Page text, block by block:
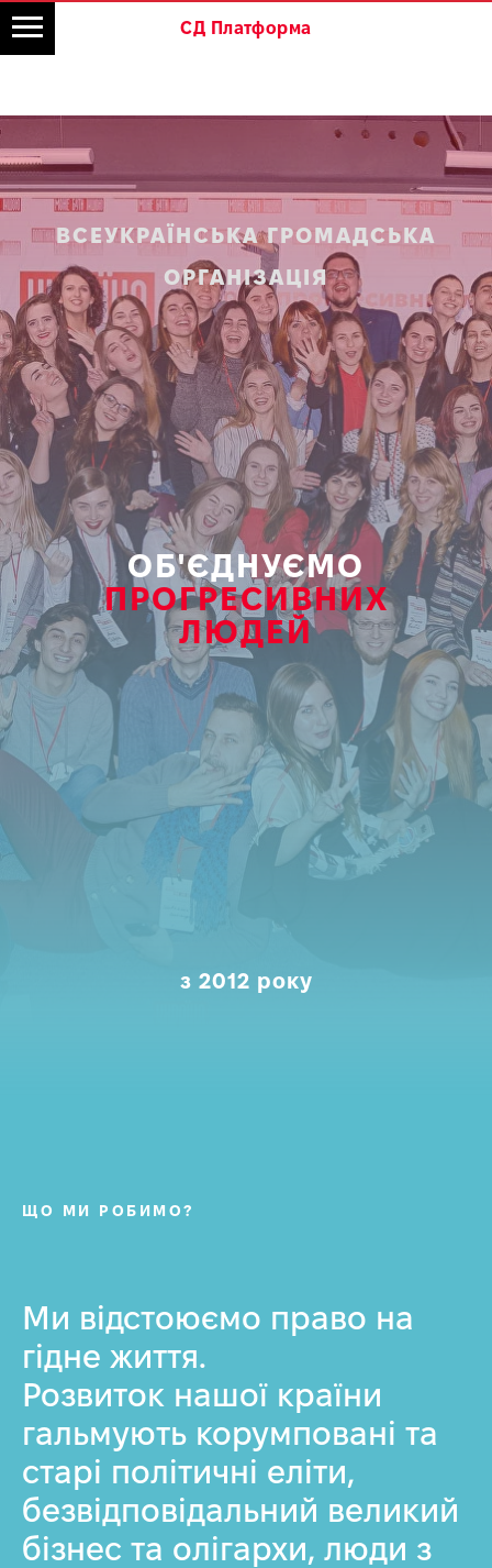
СД Платформа
ОБ'ЄДНУЄМО
ПРОГРЕСИВНИХ
ЛЮДЕЙ
ВСЕУКРАЇНСЬКА ГРОМАДСЬКА
ОРГАНІЗАЦІЯ
з 2012 року
ЩО МИ РОБИМО?
Ми відстоюємо право на
гідне життя.
Розвиток нашої країни
гальмують корумповані та
старі політичні еліти,
безвідповідальний великий
бізнес та олігархи, люди з